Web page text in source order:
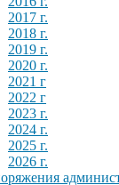
2017 г.
2018 г.
2019 г.
2020 г.
2021 г
2022 г
2023 г.
2024 г.
2025 г.
2026 г.